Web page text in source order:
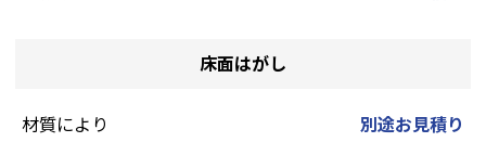
床面はがし
材質により 別途お見積り